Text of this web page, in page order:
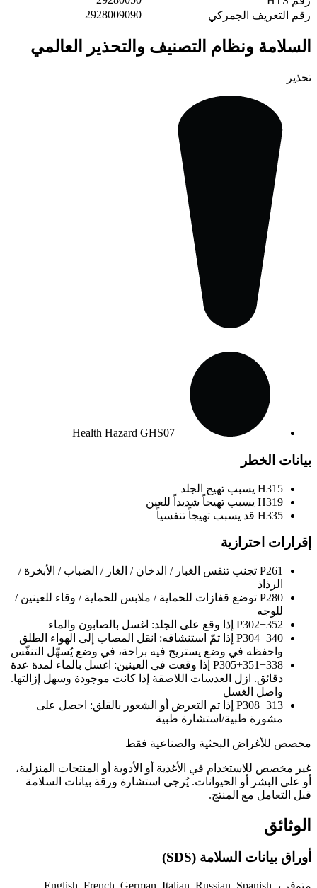
رقم التعريف الجمركي
2928009090
السلامة ونظام التصنيف والتحذير العالمي
تحذير
Health Hazard GHS07
بيانات الخطر
H315 يسبب تهيج الجلد
H319 يسبب تهيجاً شديداً للعين
H335 قد يسبب تهيجاً تنفسياً
إقرارات احترازية
P261 تجنب تنفس الغبار / الدخان / الغاز / الضباب / الأبخرة /
الرذاذ
P280 توضع قفازات للحماية / ملابس للحماية / وقاء للعينين /
للوجه
P302+352 إذا وقع على الجلد: اغسل بالصابون والماء
P304+340 إذا تمّ استنشاقه: انقل المصاب إلى الهواء الطلق
واحفظه في وضع يستريح فيه براحة، في وضع يُسهّل التنفّس
P305+351+338 إذا وقعت في العينين: اغسل بالماء لمدة عدة
دقائق. ازل العدسات اللاصقة إذا كانت موجودة وسهل إزالتها.
واصل الغسل
P308+313 إذا تم التعرض أو الشعور بالقلق: احصل على
مشورة طبية/استشارة طبية
مخصص للأغراض البحثية والصناعية فقط
غير مخصص للاستخدام في الأغذية أو الأدوية أو المنتجات المنزلية،
أو على البشر أو الحيوانات. يُرجى استشارة ورقة بيانات السلامة
قبل التعامل مع المنتج.
الوثائق
أوراق بيانات السلامة (SDS)
متوفر بـ English, French, German, Italian, Russian, Spanish.